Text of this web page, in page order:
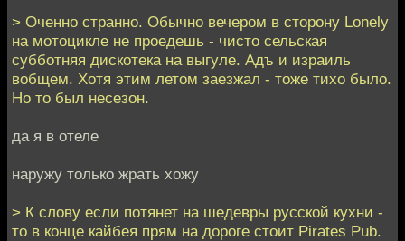
> Оченно странно. Обычно вечером в сторону Lonely
на мотоцикле не проедешь - чисто сельская
субботняя дискотека на выгуле. Адъ и израиль
вобщем. Хотя этим летом заезжал - тоже тихо было.
Но то был несезон.
да я в отеле
наружу только жрать хожу
> К слову если потянет на шедевры русской кухни -
то в конце кайбея прям на дороге стоит Pirates Pub.